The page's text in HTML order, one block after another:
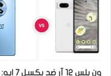
ون بلس 12 آر ضد بكسل 7 ايه: